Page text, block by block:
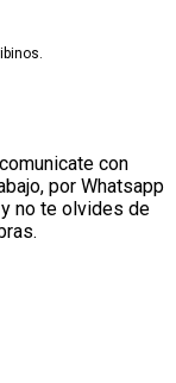
con
por Whatsapp
no te olvides de